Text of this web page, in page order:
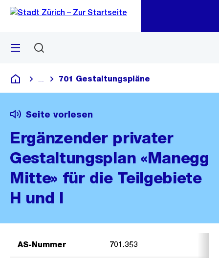
Navigation
Sprunglink
Menü
Deutsch
Blende alle Breadcrumbs ein
701 Gestaltungspläne
Seite vorlesen
Ergänzender privater
Gestaltungsplan «Manegg
Mitte» für die Teilgebiete
H und I
AS-Nummer 701.353